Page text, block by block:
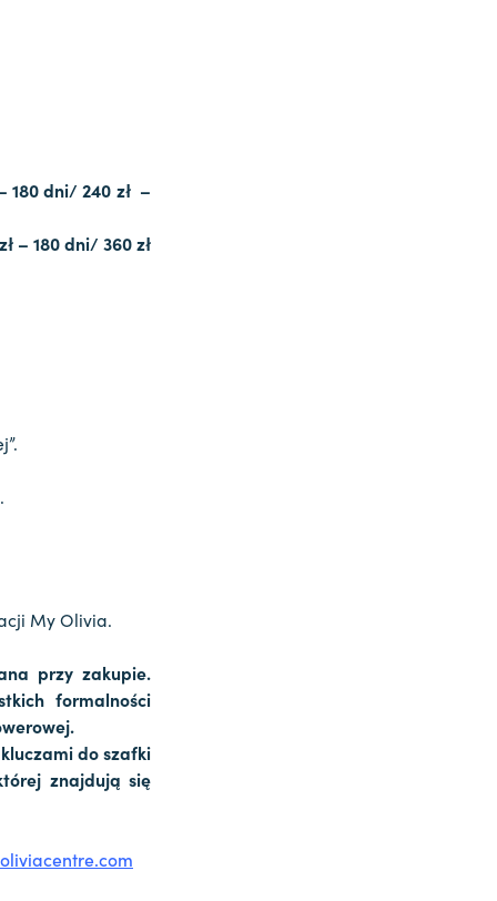
180 dni/ 240 zł –
– 180 dni/ 360 zł
My Olivia.
przy zakupie.
formalności
do szafki
znajdują się